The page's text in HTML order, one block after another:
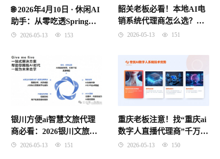
🌐 2026年4月10日 · 休闲AI
助手：从零吃透Spring
IoC控制反转，理解原理
2026-05-13 153
韶关老板必看！本地AI电
销系统代理商怎么选？别
再被“假智能”割韭菜了！
2026-05-13 151
银川方便ai智慧文旅代理
商必看：2026银川文旅数
字化红利到底怎么抓？
2026-05-13 151
重庆老板注意！找“重庆ai
数字人直播代理商”千万别
只看价格，这3个坑踩了要
2026-05-13 150